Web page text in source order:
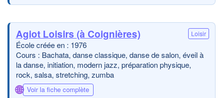
Agiot Loisirs (à Coignières) Loisir
École créée en : 1976
Cours : Bachata, danse classique, danse de salon, éveil à
la danse, initiation, modern jazz, préparation physique,
rock, salsa, stretching, zumba
🌐 Voir la fiche complète